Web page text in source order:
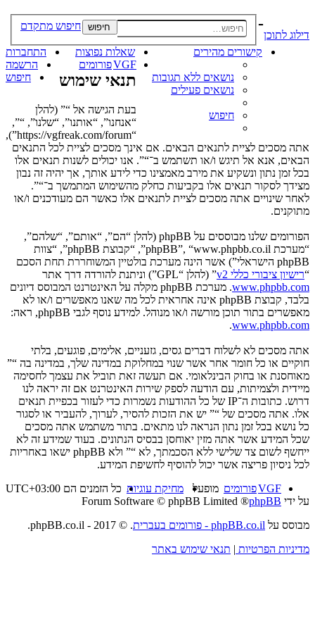
דילוג לתוכן
חיפוש חיפוש מתקדם
קישורים מהירים
נושאים ללא תגובות
נושאים פעילים
חיפוש
שאלות נפוצות
התחברות
הרשמה
VGFפורומים
חיפוש
-
תנאי שימוש
בעת הגישה אל “” (להלן
“אנחנו”, “אותנו”, “שלנו”, “”,
“https://vgfreak.com/forum”),
אתה מסכים לציית לתנאים הבאים. אם אינך מסכים לציית לכל התנאים
הבאים, אנא אל תיגש ו/או תשתמש ב־“”. אנו יכולים לשנות תנאים אלו
בכל זמן נתון ונשקיע את מירב מאמצינו כדי לידע אותך, אך יהיה זה נבון
מצידך לסקור תנאים אלו בקביעות כחלק מהשימוש המתמשך ב־“”.
לאחר שינויים אתה מסכים לציית לתנאים אלו כאשר הם מעודכנים ו/או
מתוקנים.
הפורומים שלנו מבוססים על phpBB (להלן “הם”, “אותם”, “שלהם”,
“מערכת phpBB”, “www.phpbb.co.il”, “קבוצת phpBB”, “צוות
phpBB הישראלי”) אשר הינה מערכת בולטיין המשוחררת תחת הסכם
“רישיון ציבורי כללי v2
” (להלן “GPL”) וניתנת להורדה דרך אתר
www.phpbb.com
. מערכת phpBB מקלה על האינטרנט המבוסס דיונים
בלבד, קבוצת phpBB אינה אחראית לכל מה שאנו מאפשרים ו/או לא
מאפשרים בתור תוכן מורשה ו/או מנוהל. למידע נוסף לגבי phpBB, ראה:
www.phpbb.com
.
אתה מסכים לא לשלוח דברים גסים, גזעניים, אלימים, פוגעים, בלתי
חוקיים או כל חומר אחר אשר שנוי במחלוקת במדינה שלך, במדינה בה “”
מאוחסנת או בחוק הבינלאומי. אם תעשה זאת תוביל את עצמך לחסימה
מיידית ולצמיתות, עם הודעה לספק שירות האינטרנט אם זה יראה לנו
דרוש. כתובות ה־IP של כל ההודעות נשמרות כדי לעזור בכפיית תנאים
אלו. אתה מסכים של “” יש את הזכות להסיר, לערוך, להעביר או לסגור
כל נושא בכל זמן נתון הנראה לנו מתאים. בתור משתמש אתה מסכים
שכל המידע אשר אתה מזין יאוחסן בבסיס הנתונים. בעוד שמידע זה לא
ייחשף לשום צד שלישי ללא הסכמתך, לא “” ולא phpBB ישאו באחריות
לכל ניסיון פריצה אשר יכול להוסיף לחשיפת המידע.
VGFפורומים כל הזמנים הם UTC+03:00 מחיקת עוגיות
מופעל
על ידי phpBB
® Forum Software © phpBB Limited
מבוסס על phpBB.co.il - פורומים בעברית
. © 2017 - phpBB.co.il.
מדיניות הפרטיות | תנאי שימוש באתר